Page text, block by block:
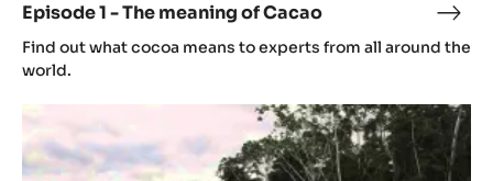
Episode 1 - The meaning of Cacao
(includes
video)
1
of
Find out what cocoa means to experts from all around the
world.
Episode
2
-